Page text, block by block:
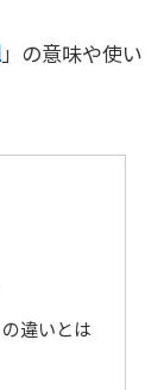
」の意味や使い
違いとは